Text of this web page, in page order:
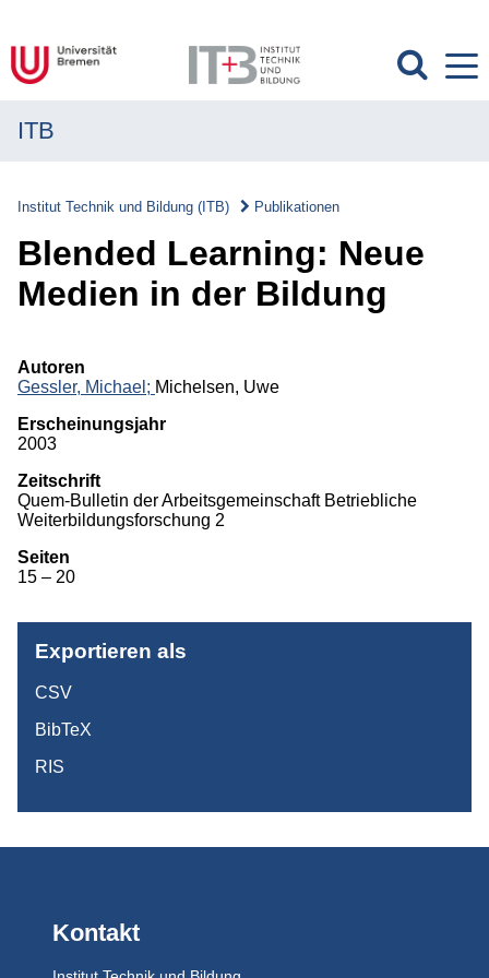
Transfer
Publikationen
Publikationen
Überblick
Monographien
Herausgeberschaften
Beiträge in Zeitschriften
ITB-Forschungsberichte
Studien/Arbeitspapiere
Studium
ITB
Institut Technik und Bildung (ITB) Publikationen
Blended Learning: Neue
Medien in der Bildung
Autoren
Gessler, Michael; Michelsen, Uwe
Erscheinungsjahr
2003
Zeitschrift
Quem-Bulletin der Arbeits­gemein­schaft Betriebliche
Weiterbildungs­forschung 2
Seiten
15 – 20
Exportieren als
CSV
BibTeX
RIS
Kontakt